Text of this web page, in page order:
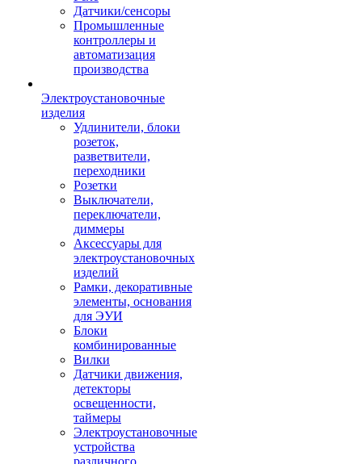
Датчики/сенсоры
Промышленные
контроллеры и
автоматизация
производства
Электроустановочные
изделия
Удлинители, блоки
розеток,
разветвители,
переходники
Розетки
Выключатели,
переключатели,
диммеры
Аксессуары для
электроустановочных
изделий
Рамки, декоративные
элементы, основания
для ЭУИ
Блоки
комбинированные
Вилки
Датчики движения,
детекторы
освещенности,
таймеры
Электроустановочные
устройства
различного